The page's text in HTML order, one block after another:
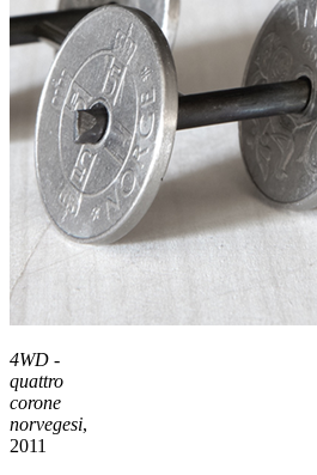
4WD -
quattro
corone
norvegesi,
2011